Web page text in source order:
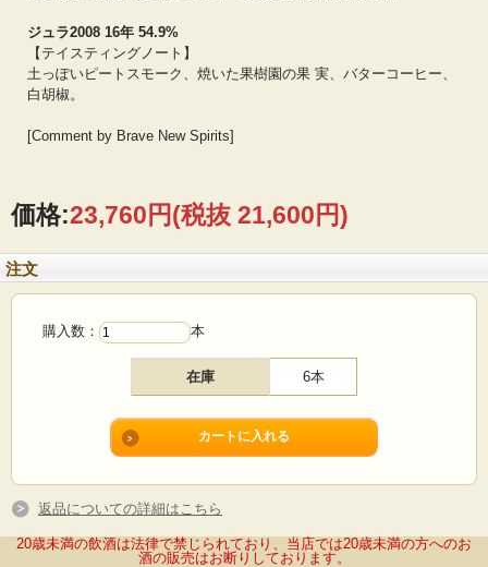
ジュラ2008 16年 54.9%
【テイスティングノート】
土っぽいピートスモーク、焼いた果樹園の果 実、バターコーヒー、
白胡椒。
[Comment by Brave New Spirits]
価格:23,760円(税抜 21,600円)
注文
購入数： 本
在庫 6本
返品についての詳細はこちら
20歳未満の飲酒は法律で禁じられており、当店では20歳未満の方へのお
酒の販売はお断りしております。